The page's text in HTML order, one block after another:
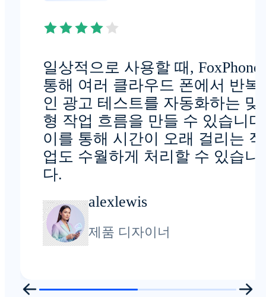
일상적으로 사용할 때, FoxPhone
통해 여러 클라우드 폰에서 반복
인 광고 테스트를 자동화하는 맞
형 작업 흐름을 만들 수 있습니
이를 통해 시간이 오래 걸리는 작
업도 수월하게 처리할 수 있습니
다.
alexlewis
제품 디자이너